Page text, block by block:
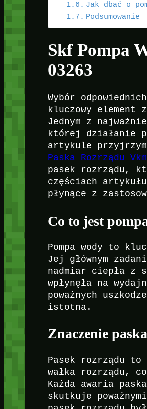
Jak dbać o
Podsumowanie
Skf Pompa
03263
Wybór
kluczowy element
Jednym z
której działanie
artykule
Paska Rozrządu
pasek rozrządu,
częściach
płynące z
Co to jest
Pompa wody to
Jej głównym
nadmiar ciepła z
wpłynęła na
poważnych
istotna.
Znaczenie
Pasek rozrządu
wałka rozrządu,
Każda awaria
skutkuje